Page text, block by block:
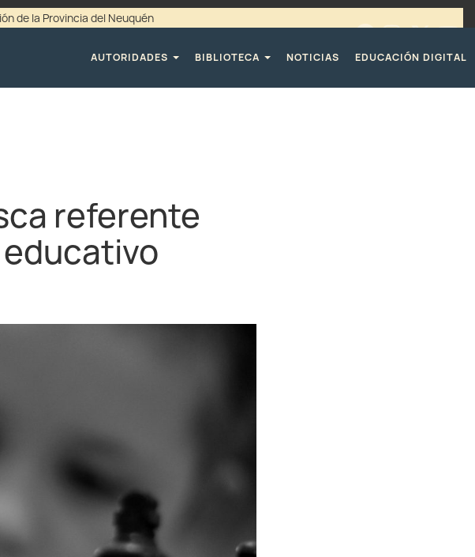
de la Provincia del Neuquén
AUTORIDADES
BIBLIOTECA NOTICIAS EDUCACIÓN DIGITAL
referente